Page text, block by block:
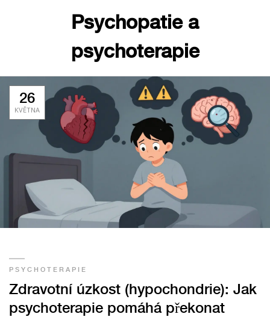
Psychopatie a
psychoterapie
26
KVĚTNA
PSYCHOTERAPIE
Zdravotní úzkost (hypochondrie): Jak
psychoterapie pomáhá překonat